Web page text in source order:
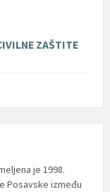
ZAŠTITE
je 1998.
Posavske između